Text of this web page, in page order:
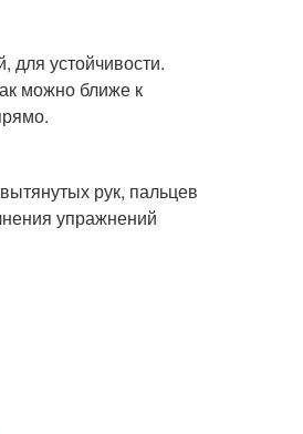
для устойчивости.
можно ближе к
рук, пальцев
упражнений